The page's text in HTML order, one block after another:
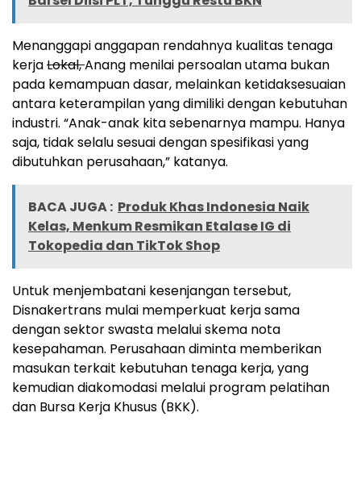
Menanggapi anggapan rendahnya kualitas tenaga
kerjaLokal,Anang menilai persoalan utama bukan
pada kemampuan dasar, melainkan ketidaksesuaian
antara keterampilan yang dimiliki dengan kebutuhan
industri. “Anak-anak kita sebenarnya mampu. Hanya
saja, tidak selalu sesuai dengan spesifikasi yang
dibutuhkan perusahaan,” katanya.
BACA JUGA : Produk Khas Indonesia Naik
Kelas, Menkum Resmikan Etalase IG di
Tokopedia dan TikTok Shop
Untuk menjembatani kesenjangan tersebut,
Disnakertrans mulai memperkuat kerja sama
dengan sektor swasta melalui skema nota
kesepahaman. Perusahaan diminta memberikan
masukan terkait kebutuhan tenaga kerja, yang
kemudian diakomodasi melalui program pelatihan
dan Bursa Kerja Khusus (BKK).